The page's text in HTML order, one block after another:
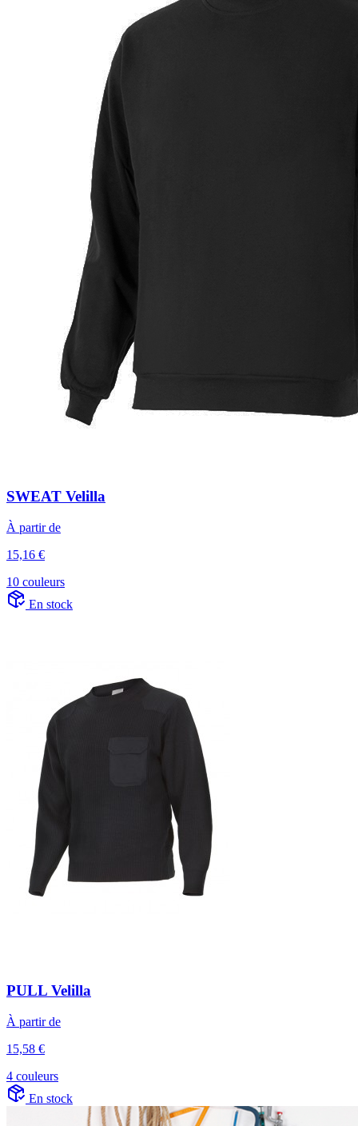
SWEAT Velilla
À partir de
15,16 €
10 couleurs
En stock
PULL Velilla
À partir de
15,58 €
4 couleurs
En stock